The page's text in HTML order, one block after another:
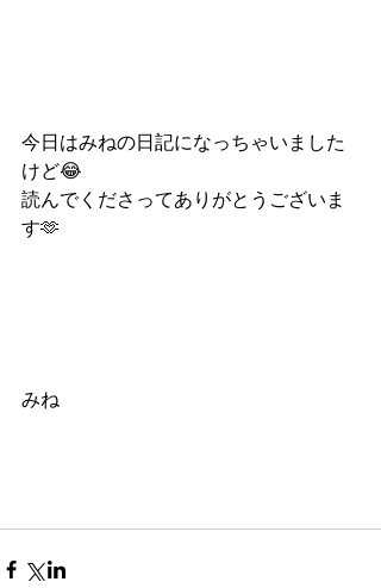
今日はみねの日記になっちゃいました
けど😂
読んでくださってありがとうございま
す🫶
みね